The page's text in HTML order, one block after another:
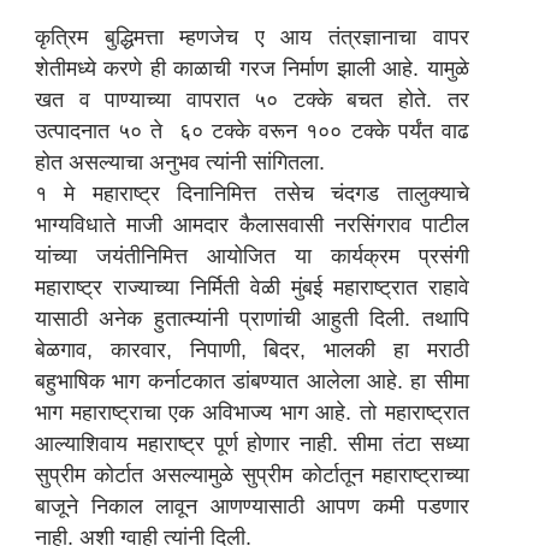
कृत्रिम बुद्धिमत्ता म्हणजेच ए आय तंत्रज्ञानाचा वापर
शेतीमध्ये करणे ही काळाची गरज निर्माण झाली आहे. यामुळे
खत व पाण्याच्या वापरात ५० टक्के बचत होते. तर
उत्पादनात ५० ते ६० टक्के वरून १०० टक्के पर्यंत वाढ
होत असल्याचा अनुभव त्यांनी सांगितला.
१ मे महाराष्ट्र दिनानिमित्त तसेच चंदगड तालुक्याचे
भाग्यविधाते माजी आमदार कैलासवासी नरसिंगराव पाटील
यांच्या जयंतीनिमित्त आयोजित या कार्यक्रम प्रसंगी
महाराष्ट्र राज्याच्या निर्मिती वेळी मुंबई महाराष्ट्रात राहावे
यासाठी अनेक हुतात्म्यांनी प्राणांची आहुती दिली. तथापि
बेळगाव, कारवार, निपाणी, बिदर, भालकी हा मराठी
बहुभाषिक भाग कर्नाटकात डांबण्यात आलेला आहे. हा सीमा
भाग महाराष्ट्राचा एक अविभाज्य भाग आहे. तो महाराष्ट्रात
आल्याशिवाय महाराष्ट्र पूर्ण होणार नाही. सीमा तंटा सध्या
सुप्रीम कोर्टात असल्यामुळे सुप्रीम कोर्टातून महाराष्ट्राच्या
बाजूने निकाल लावून आणण्यासाठी आपण कमी पडणार
नाही. अशी ग्वाही त्यांनी दिली.